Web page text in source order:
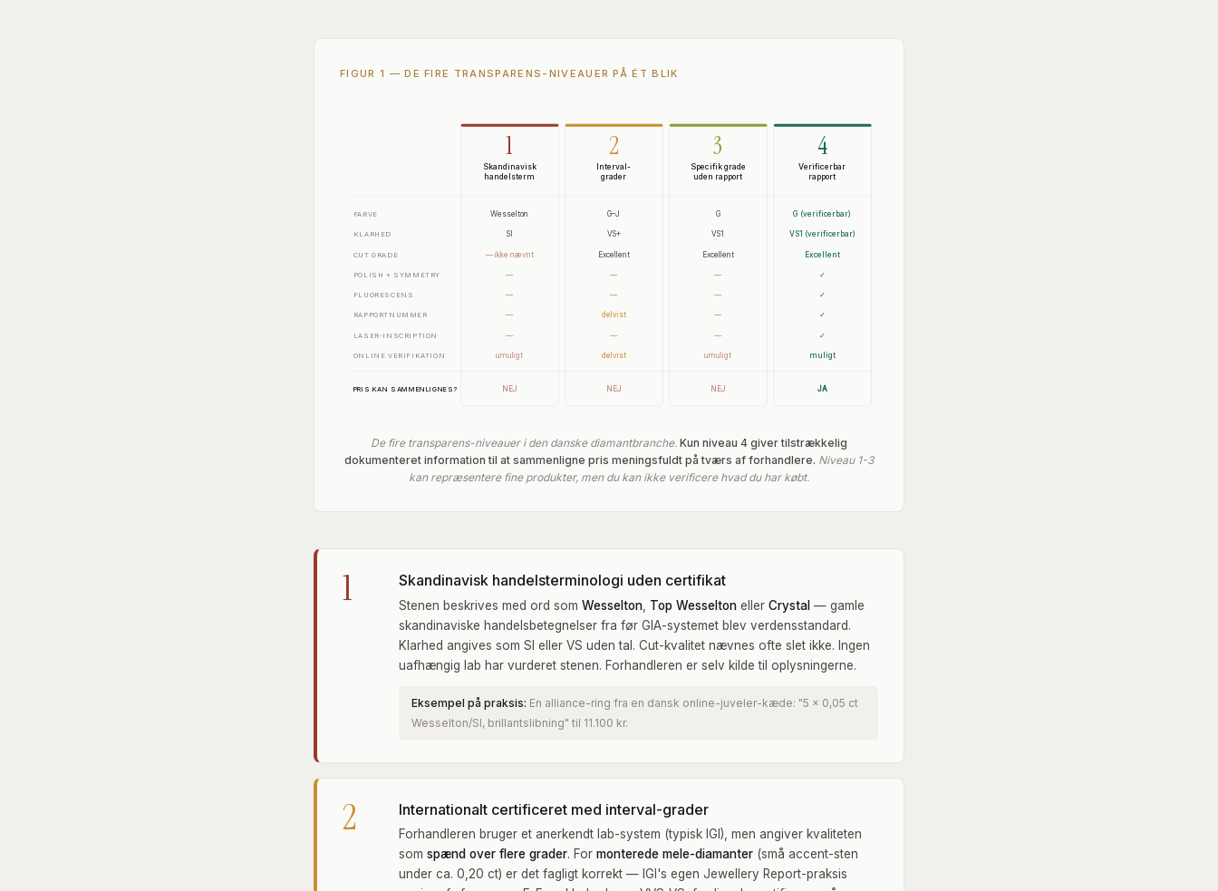
FIGUR 1 — DE FIRE TRANSPARENS-NIVEAUER PÅ ÉT BLIK
1 2 3 4
Skandinavisk
handelsterm
Interval-
grader
Specifik grade
uden rapport
Verificerbar
rapport
FARVE Wesselton G–J G G (verificerbar)
KLARHED SI VS+ VS1 VS1 (verificerbar)
CUT GRADE — ikke nævnt Excellent Excellent Excellent
POLISH + SYMMETRY — — — ✓
FLUORESCENS — — — ✓
RAPPORTNUMMER — delvist — ✓
LASER-INSCRIPTION — — — ✓
ONLINE VERIFIKATION umuligt delvist umuligt muligt
PRIS KAN SAMMENLIGNES? NEJ NEJ NEJ JA
De fire transparens-niveauer i den danske diamantbranche. Kun niveau 4 giver tilstrækkelig
dokumenteret information til at sammenligne pris meningsfuldt på tværs af forhandlere. Niveau 1-3
kan repræsentere fine produkter, men du kan ikke verificere hvad du har købt.
1 Skandinavisk handelsterminologi uden certifikat
Stenen beskrives med ord somWesselton Top Wesselton ellerCrystal — gamle
skandinaviske handelsbetegnelser fra før GIA-systemet blev verdensstandard.
Klarhed angives som SI eller VS uden tal. Cut-kvalitet nævnes ofte slet ikke. Ingen
uafhængig lab har vurderet stenen. Forhandleren er selv kilde til oplysningerne.
Eksempel på praksis: En alliance-ring fra en dansk online-juveler-kæde: "5 × 0,05 ct
Wesselton/SI, brillantslibning" til 11.100 kr.
2 Internationalt certificeret med interval-grader
Forhandleren bruger et anerkendt lab-system (typisk IGI), men angiver kvaliteten
somspænd over flere grader. Formonterede mele-diamanter (små accent-sten
under ca. 0,20 ct) er det fagligt korrekt — IGI's egen Jewellery Report-praksis